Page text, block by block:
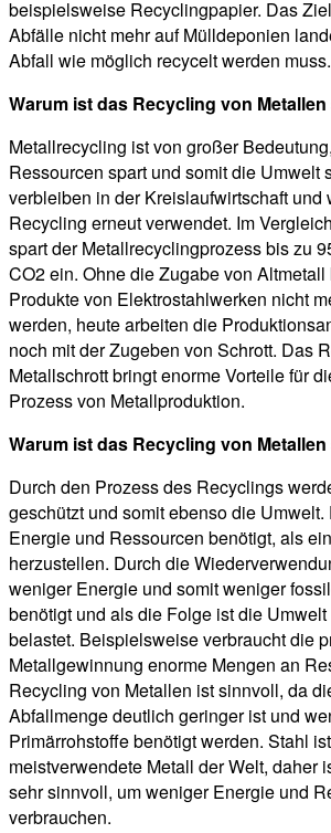
beispielsweise Recyclingpapier. Das
Abfälle nicht mehr auf Mülldeponien
Abfall wie möglich recycelt werden muss.
Warum ist das Recycling von
Metallrecycling ist von großer
Ressourcen spart und somit die Umwelt
verbleiben in der Kreislaufwirtschaft und
Recycling erneut verwendet. Im
spart der Metallrecyclingprozess bis zu
CO2 ein. Ohne die Zugabe von
Produkte von Elektrostahlwerken nicht
werden, heute arbeiten die
noch mit der Zugeben von Schrott. Das
Metallschrott bringt enorme Vorteile für
Prozess von Metallproduktion.
Warum ist das Recycling von
Durch den Prozess des Recyclings
geschützt und somit ebenso die
Energie und Ressourcen benötigt, als
herzustellen. Durch die
weniger Energie und somit weniger
benötigt und als die Folge ist die
belastet. Beispielsweise verbraucht die
Metallgewinnung enorme Mengen an
Recycling von Metallen ist sinnvoll, da
Abfallmenge deutlich geringer ist und
Primärrohstoffe benötigt werden. Stahl
meistverwendete Metall der Welt, daher
sehr sinnvoll, um weniger Energie und
verbrauchen.